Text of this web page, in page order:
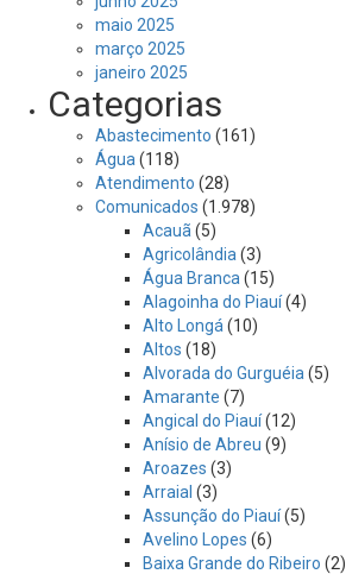
maio 2025
março 2025
janeiro 2025
Categorias
Abastecimento (161)
Água (118)
Atendimento (28)
Comunicados (1.978)
Acauã (5)
Agricolândia (3)
Água Branca (15)
Alagoinha do Piauí(4)
Alto Longá (10)
Altos (18)
Alvorada do Gurguéia (5)
Amarante (7)
Angical do Piauí(12)
Anísio de Abreu (9)
Aroazes (3)
Arraial (3)
Assunção do Piauí(5)
Avelino Lopes (6)
Baixa Grande do Ribeiro (2)